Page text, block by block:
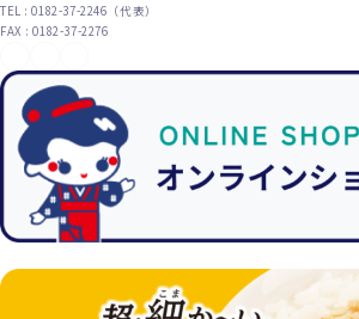
TEL : 0182-37-2246（代表）
FAX : 0182-37-2276